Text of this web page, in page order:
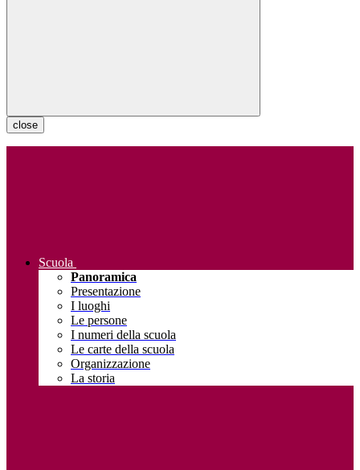
close
Scuola
Panoramica
Presentazione
I luoghi
Le persone
I numeri della scuola
Le carte della scuola
Organizzazione
La storia